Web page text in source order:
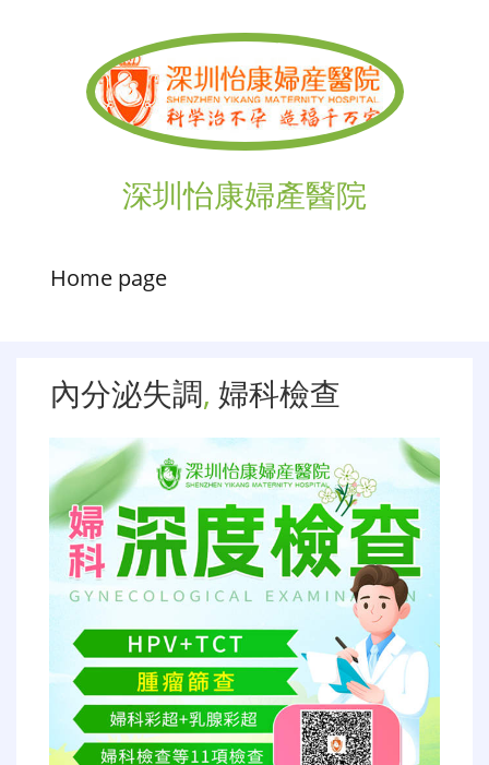
深圳怡康婦產醫院
Home page
內分泌失調, 婦科檢查